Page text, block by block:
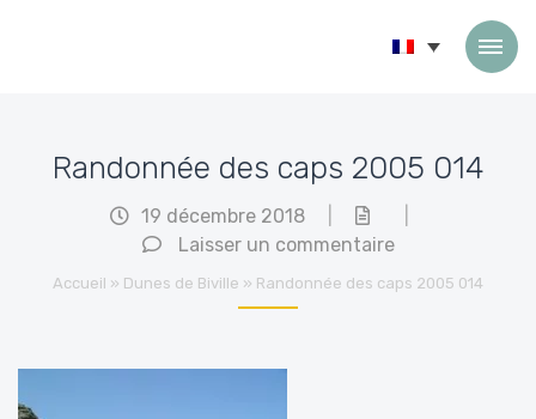
Randonnée des caps 2005 014
19 décembre 2018
Laisser un commentaire
Accueil » Dunes de Biville » Randonnée des caps 2005 014